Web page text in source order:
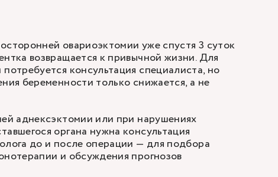
овариоэктомии уже спустя 3 суток
возвращается к привычной жизни. Для
консультация специалиста, но
беременности только снижается, а не
аднексэктомии или при нарушениях
органа нужна консультация
до и после операции — для подбора
и обсуждения прогнозов